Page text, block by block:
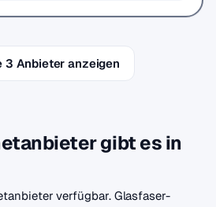
3 Anbieter anzeigen
gibt es in
verfügbar. Glasfaser-